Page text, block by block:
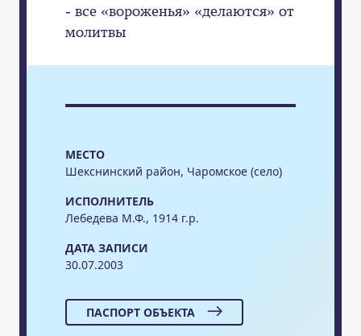
МЕСТО
Шекснинский район, Чаромское (село)
ИСПОЛНИТЕЛЬ
Лебедева М.Ф., 1914 г.р.
ДАТА ЗАПИСИ
30.07.2003
ПАСПОРТ ОБЪЕКТА
- все «вороженья» «делаются» от
молитвы